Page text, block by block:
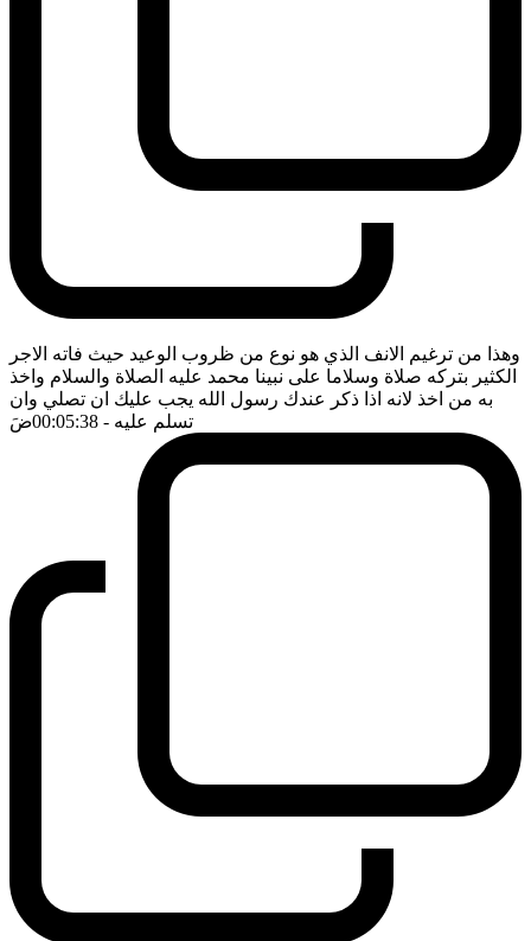
وهذا من ترغيم الانف الذي هو نوع من ظروب الوعيد حيث فاته الاجر
الكثير بتركه صلاة وسلاما على نبينا محمد عليه الصلاة والسلام واخذ
به من اخذ لانه اذا ذكر عندك رسول الله يجب عليك ان تصلي وان
تسلم عليه - 00:05:38 ضَ